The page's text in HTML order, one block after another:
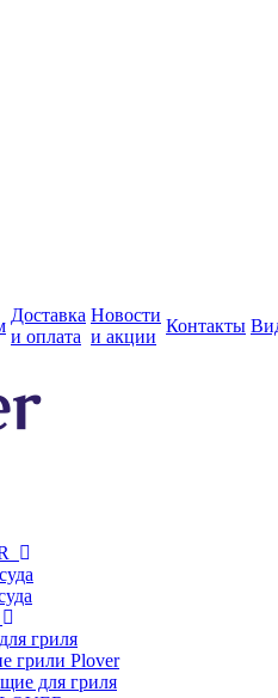
Доставка
и оплата
Новости
и акции
Контакты
гриля
грили Plover
для гриля